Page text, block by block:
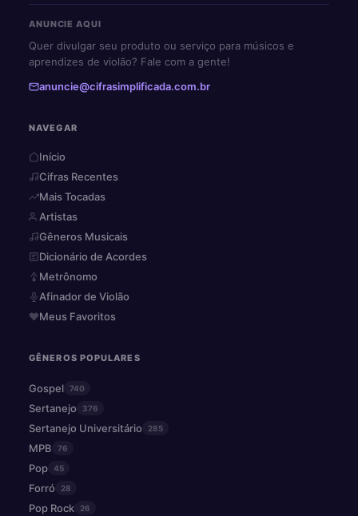
ANUNCIE AQUI
Quer divulgar seu produto ou serviço para músicos e
aprendizes de violão? Fale com a gente!
anuncie@cifrasimplificada.com.br
NAVEGAR
Início
Cifras Recentes
Mais Tocadas
Artistas
Gêneros Musicais
Dicionário de Acordes
Metrônomo
Afinador de Violão
Meus Favoritos
GÊNEROS POPULARES
Gospel 740
Sertanejo 376
Sertanejo Universitário 285
MPB 76
Pop 45
Forró 28
Pop Rock 26